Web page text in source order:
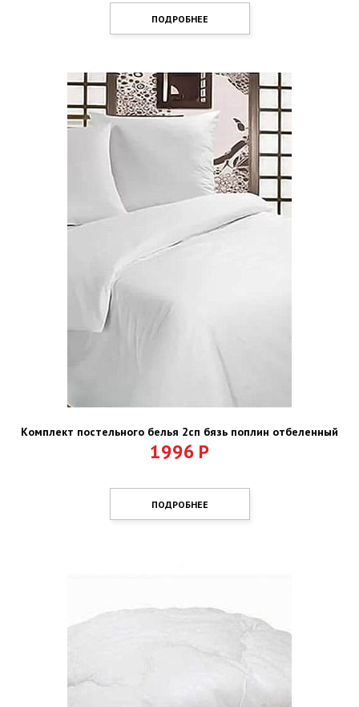
ПОДРОБНЕЕ
Комплект постельного белья 2сп бязь поплин отбеленный
1996 Р
ПОДРОБНЕЕ